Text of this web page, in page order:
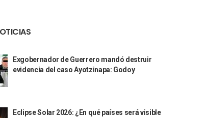
Exgobernador de Guerrero mandó destruir
evidencia del caso Ayotzinapa: Godoy
Eclipse Solar 2026: ¿En qué países será visible